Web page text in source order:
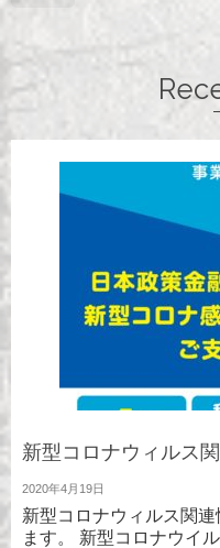
新型コロナウィルス
2020年4月19日
新型コロナウィルス関
ます。 新型コロナウイ